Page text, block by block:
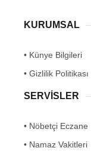
KURUMSAL
• Künye Bilgileri
• Gizlilik Politikası
SERVİSLER
• Nöbetçi Eczane
• Namaz Vakitleri